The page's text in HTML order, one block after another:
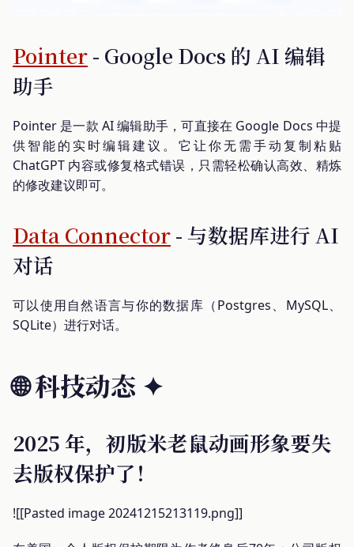
Pointer- Google Docs 的 AI 编辑
助手
Pointer 是一款 AI 编辑助手，可直接在 Google Docs 中提
供智能的实时编辑建议。它让你无需手动复制粘贴
ChatGPT 内容或修复格式错误，只需轻松确认高效、精炼
的修改建议即可。
Data Connector- 与数据库进行 AI
对话
可以使用自然语言与你的数据库（Postgres、MySQL、
SQLite）进行对话。
🌐 科技动态 ✦
2025 年，初版米老鼠动画形象要失
去版权保护了！
![[Pasted image 20241215213119.png]]